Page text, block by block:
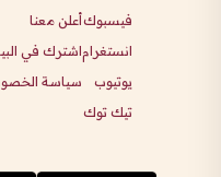
فيسبوك
انستغرام
يوتيوب
تيك توك
أعلن معنا
اشترك في
سياسة